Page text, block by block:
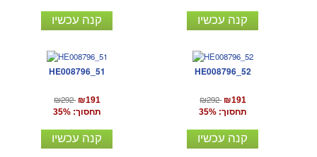
קנה עכשיו קנה עכשיו
HE008796_51
₪292 ₪191
תחסוך: 35%
קנה עכשיו
HE008796_52
₪292 ₪191
תחסוך: 35%
קנה עכשיו